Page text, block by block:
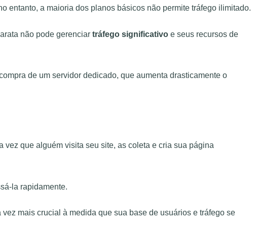
entanto, a maioria dos planos básicos não permite tráfego ilimitado.
não pode gerenciar tráfego significativo e seus recursos de
de um servidor dedicado, que aumenta drasticamente o
que alguém visita seu site, as coleta e cria sua página
la rapidamente.
mais crucial à medida que sua base de usuários e tráfego se